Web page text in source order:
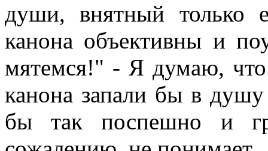
души, внятный только
канона объективны и
мятемся!" - Я думаю, что
канона запали бы в душу
бы так поспешно и